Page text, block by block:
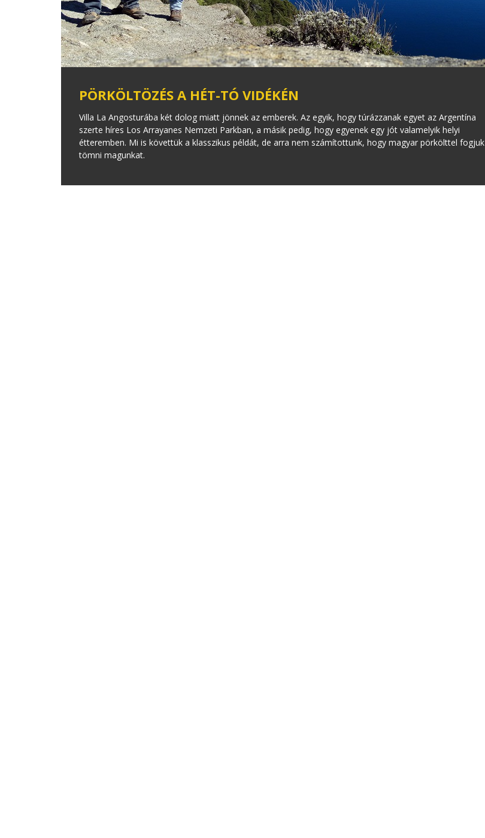
PÖRKÖLTÖZÉS A HÉT-TÓ VIDÉKÉN
Villa La Angosturába két dolog miatt jönnek az emberek. Az egyik, hogy túrázzanak egyet az Argentína
szerte híres Los Arrayanes Nemzeti Parkban, a másik pedig, hogy egyenek egy jót valamelyik helyi
étteremben. Mi is követtük a klasszikus példát, de arra nem számítottunk, hogy magyar pörkölttel fogjuk
tömni magunkat.